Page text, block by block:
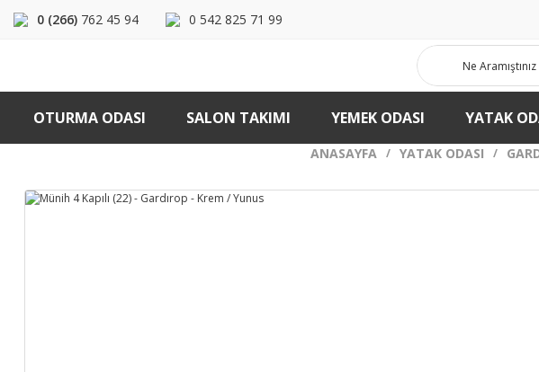
0 (266) 762 45 94 0 542 825 71 99
OTURMA ODASI SALON TAKIMI YEMEK ODASI YATAK
ANASAYFA YATAK ODASI